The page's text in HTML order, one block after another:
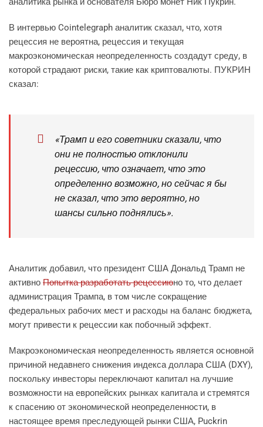
В интервью Cointelegraph аналитик сказал, что, хотя
рецессия не вероятна, рецессия и текущая
макроэкономическая неопределенность создадут среду, в
которой страдают риски, такие как криптовалюты. ПУКРИН
сказал:
«Трамп и его советники сказали, что
они не полностью отклонили
рецессию, что означает, что это
определенно возможно, но сейчас я бы
не сказал, что это вероятно, но
шансы сильно поднялись».
Аналитик добавил, что президент США Дональд Трамп не
активно Попытка разработать рецессиюно то, что делает
администрация Трампа, в том числе сокращение
федеральных рабочих мест и расходы на баланс бюджета,
могут привести к рецессии как побочный эффект.
Макроэкономическая неопределенность является основной
причиной недавнего снижения индекса доллара США (DXY),
поскольку инвесторы переключают капитал на лучшие
возможности на европейских рынках капитала и стремятся
к спасению от экономической неопределенности, в
настоящее время преследующей рынки США, Puckrin